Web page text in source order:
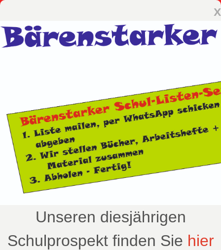
x
Unseren diesjährigen
Schulprospekt finden Sie hier